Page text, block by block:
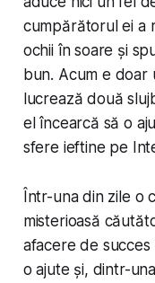
cumpărătorul ei a
ochii în soare și
bun. Acum e doar
lucrează două
el încearcă să o
sfere ieftine pe
Într-una din zile o
misterioasă
afacere de
o ajute și, dintr-